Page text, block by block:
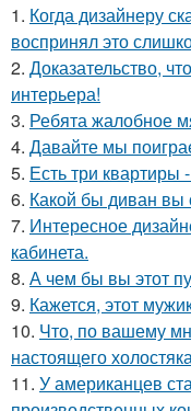
1. Когда дизайнеру
воспринял это
2. Доказательство,
интерьера!
3. Ребята жалобное
4. Давайте мы
5. Есть три квартиры
6. Какой бы диван вы
7. Интересное
кабинета.
8. А чем бы вы этот
9. Кажется, этот
10. Что, по вашему
настоящего
11. У американцев